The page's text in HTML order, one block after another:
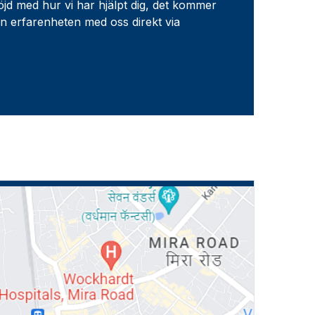
med hur vi har hjälpt dig, det kommer
erfarenheten med oss direkt via